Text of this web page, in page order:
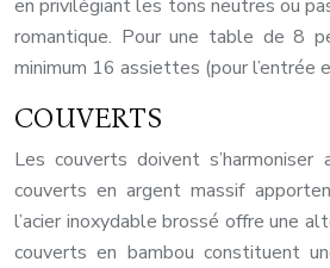
en privilégiant les tons neutres ou
romantique. Pour une table de 8
minimum 16 assiettes (pour l’entrée
COUVERTS
Les couverts doivent
couverts en argent massif
l’acier inoxydable brossé offre une
couverts en bambou constituent